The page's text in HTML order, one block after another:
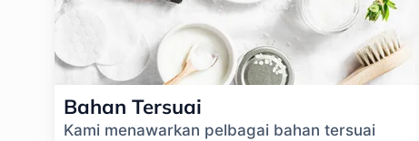
Bahan Tersuai
Kami menawarkan pelbagai bahan tersuai